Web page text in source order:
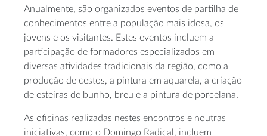
Anualmente, são organizados eventos de partilha de
conhecimentos entre a população mais idosa, os
jovens e os visitantes. Estes eventos incluem a
participação de formadores especializados em
diversas atividades tradicionais da região, como a
produção de cestos, a pintura em aquarela, a criação
de esteiras de bunho, breu e a pintura de porcelana.
As oficinas realizadas nestes encontros e noutras
iniciativas, como o Domingo Radical, incluem